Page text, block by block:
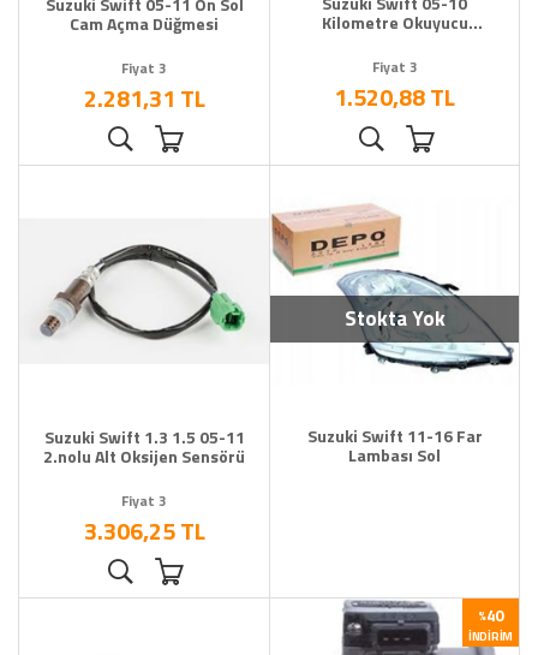
Cam Açma Düğmesi
Fiyat 3
2.281,31 TL
Kilometre Okuyucu
Fiyat 3
1.520,88 TL
Suzuki Swift 1.3 1.5 05-11
2.nolu Alt Oksijen Sensörü
Fiyat 3
3.306,25 TL
Stokta Yok
Suzuki Swift 11-16 Far
Lambası Sol
%40
İNDIRIM